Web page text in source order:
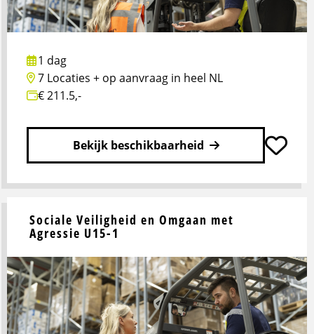
1 dag
7 Locaties + op aanvraag in heel NL
€ 211.5,-
Bekijk beschikbaarheid
over
Actualisering
kennis
vakbekwaamheid
chauffeur
U45-
3
Sociale Veiligheid en Omgaan met
Agressie U15-1